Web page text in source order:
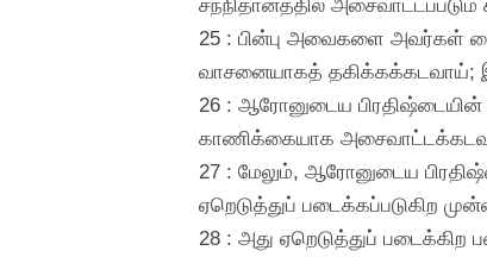
25 : பின்பு அவைகளை அவர்கள்
வாசனையாகத் தகிக்கக்கடவாய்;
26 : ஆரோனுடைய
காணிக்கையாக
27 : மேலும், ஆரோனுடைய
ஏறெடுத்துப் படைக்கப்படுகிற
28 : அது ஏறெடுத்துப்